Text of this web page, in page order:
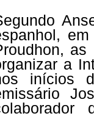
a
inícios